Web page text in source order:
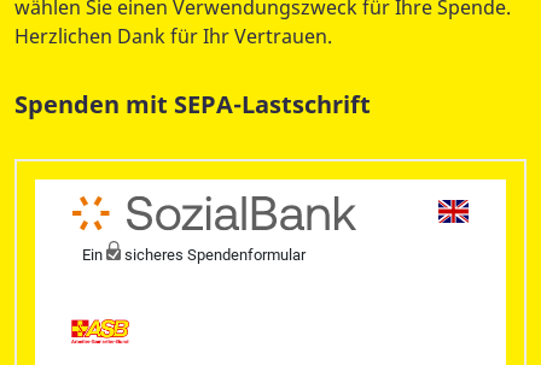
wählen Sie einen Verwendungszweck für Ihre Spende.
Herzlichen Dank für Ihr Vertrauen.
Spenden mit SEPA-Lastschrift